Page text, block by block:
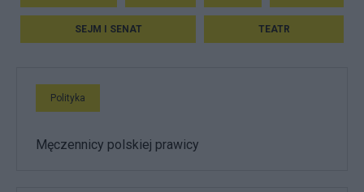
SEJM I SENAT TEATR
Polityka
Męczennicy polskiej prawicy